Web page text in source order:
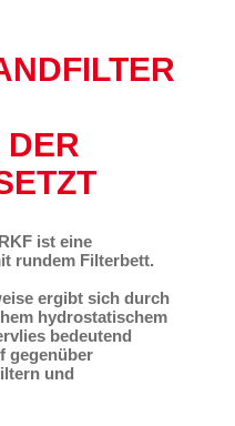
DER
ist eine
rundem Filterbett.
ergibt sich durch
hydrostatischem
bedeutend
gegenüber
und